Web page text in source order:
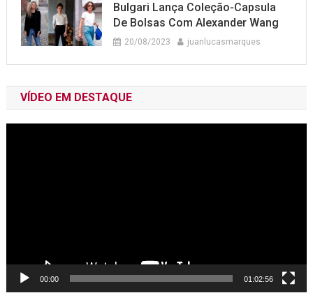
Bulgari Lança Coleção-Capsula
De Bolsas Com Alexander Wang
20/08/2023 juanlucasmarques
VÍDEO EM DESTAQUE
00:00 01:02:56